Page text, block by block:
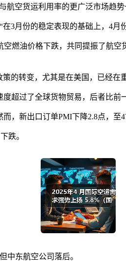
空货运利用率的更广泛市场趋势
月份的稳定表现的基础上，4月
油价格下跌，共同提振了航空
转变，尤其是在美国，已经在
过了全球货物贸易，后者比前一
新出口订单PMI下降2.8点，至
跌。
东航空公司落后。